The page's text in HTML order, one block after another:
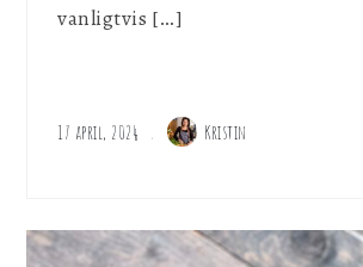
vanligtvis […]
17 april, 2024 Kristin